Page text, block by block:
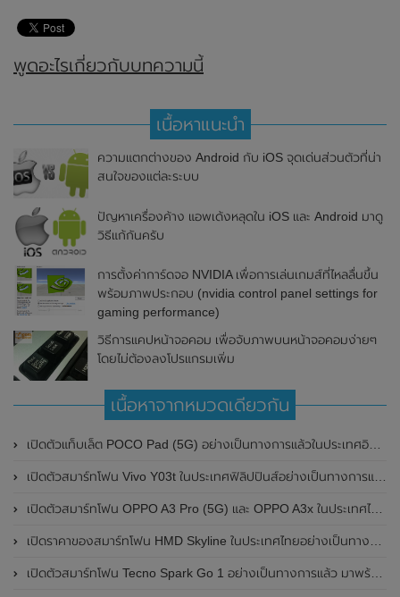
พูดอะไรเกี่ยวกับบทความนี้
เนื้อหาแนะนำ
ความแตกต่างของ Android กับ iOS จุดเด่นส่วนตัวที่น่า
สนใจของแต่ละระบบ
ปัญหาเครื่องค้าง แอพเด้งหลุดใน iOS และ Android มาดู
วิธีแก้กันครับ
การตั้งค่าการ์ดจอ NVIDIA เพื่อการเล่นเกมส์ที่ไหลลื่นขึ้น
พร้อมภาพประกอบ (nvidia control panel settings for
gaming performance)
วิธีการแคปหน้าจอคอม เพื่อจับภาพบนหน้าจอคอมง่ายๆ
โดยไม่ต้องลงโปรแกรมเพิ่ม
เนื้อหาจากหมวดเดียวกัน
เปิดตัวแท็บเล็ต POCO Pad (5G) อย่างเป็นทางการแล้วในประเทศอินเดีย มาพร้อมชิปเซ็ต Snapdragon 7s Gen 2 ของ Qualcomm และรองรับเครือข่าย 5G
เปิดตัวสมาร์ทโฟน Vivo Y03t ในประเทศฟิลิปปินส์อย่างเป็นทางการแล้ว มาพร้อมชิปเซ็ต Unisoc T612 , กล้องหลัง ความละเอียด 13MP , แบตเตอรี่ 5,000mAh และหน้าจอแสดงผล LCD / 90Hz
เปิดตัวสมาร์ทโฟน OPPO A3 Pro (5G) และ OPPO A3x ในประเทศไทยอย่างเป็นทางการแล้ว ในราคาเริ่มต้นเพียง 3,999 บาท
เปิดราคาของสมาร์ทโฟน HMD Skyline ในประเทศไทยอย่างเป็นทางการแล้ว ราคา 14,990 บาท
เปิดตัวสมาร์ทโฟน Tecno Spark Go 1 อย่างเป็นทางการแล้ว มาพร้อมหน้าจอแสดงผล LCD / 120Hz , แบตเตอรี่ 5,000mAh และใช้ชิปเซ็ต Unisoc